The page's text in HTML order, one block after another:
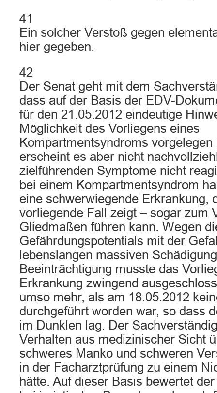
41
Ein solcher Verstoß gegen
hier gegeben.
42
Der Senat geht mit dem
dass auf der Basis der EDV-
für den 21.05.2012 eindeutige
Möglichkeit des Vorliegens eines
Kompartmentsyndroms vorgelegen
erscheint es aber nicht
zielführenden Symptome nicht
bei einem Kompartmentsyndrom
eine schwerwiegende Erkrankung,
vorliegende Fall zeigt – sogar zum
Gliedmaßen führen kann. Wegen
Gefährdungspotentials mit der
lebenslangen massiven
Beeinträchtigung musste das
Erkrankung zwingend
umso mehr, als am 18.05.2012
durchgeführt worden war, so dass
im Dunklen lag. Der
Verhalten aus medizinischer Sicht
schweres Manko und schweren
in der Facharztprüfung zu einem
hätte. Auf dieser Basis bewertet